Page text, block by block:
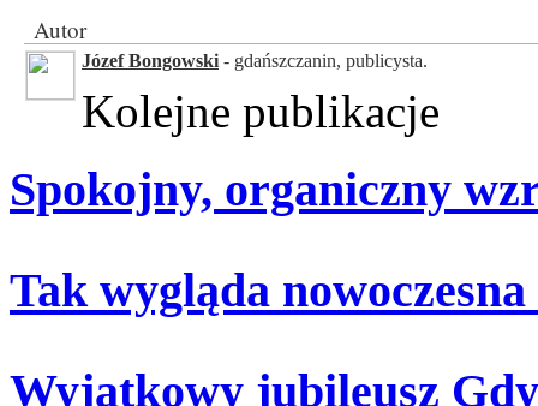
Autor
Józef Bongowski - gdańszczanin, publicysta.
Kolejne publikacje
Spokojny, organiczny
Tak wygląda
Wyjątkowy jubileusz